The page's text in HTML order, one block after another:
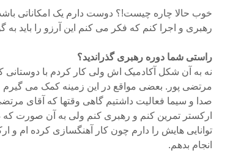
خوب حالا چاره چیست!؟ دوست دارم یک امکاناتی
رهبری و اجرا کنم که فکر می کنم این آرزو را باید به
راستی شما دوره رهبری گذراندید؟
نه به آن شکل آکادمیک اش ولی کار کردم با دوستانی
مرتضی پور. بعضی مواقع در این زمینه کمک می گیرم
صدا و سیما فعالیت داشتیم گاهی وقتها که آقای
ارکستر تمرین کنم و رهبری کنم ولی به آن صورت
توانایی هایش را دارم چون کار آهنگسازی کرده ام و
انجام بدهم.